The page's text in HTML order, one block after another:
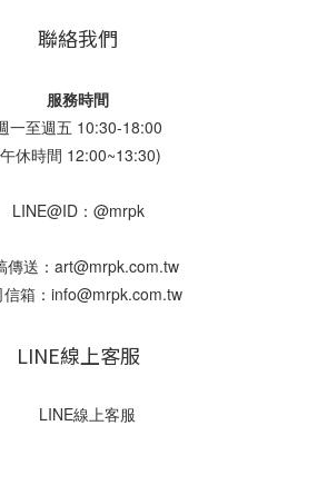
聯絡我們
服務時間
一至週五 10:30-18:00
休時間 12:00~13:30)
LINE@ID：@mrpk
傳送：art@mrpk.com.tw
信箱：info@mrpk.com.tw
LINE線上客服